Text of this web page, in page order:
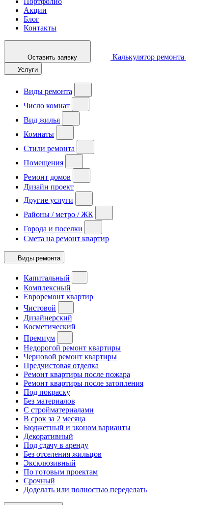
Акции
Блог
Контакты
Оставить заявку Калькулятор ремонта
Услуги
Виды ремонта
Число комнат
Вид жилья
Комнаты
Стили ремонта
Помещения
Ремонт домов
Дизайн проект
Другие услуги
Районы / метро / ЖК
Города и поселки
Смета на ремонт квартир
Виды ремонта
Капитальный
Комплексный
Евроремонт квартир
Чистовой
Дизайнерский
Косметический
Премиум
Недорогой ремонт квартиры
Черновой ремонт квартиры
Предчистовая отделка
Ремонт квартиры после пожара
Ремонт квартиры после затопления
Под покраску
Без материалов
С стройматериалами
В срок за 2 месяца
Бюджетный и эконом варианты
Декоративный
Под сдачу в аренду
Без отселения жильцов
Эксклюзивный
По готовым проектам
Срочный
Доделать или полностью переделать